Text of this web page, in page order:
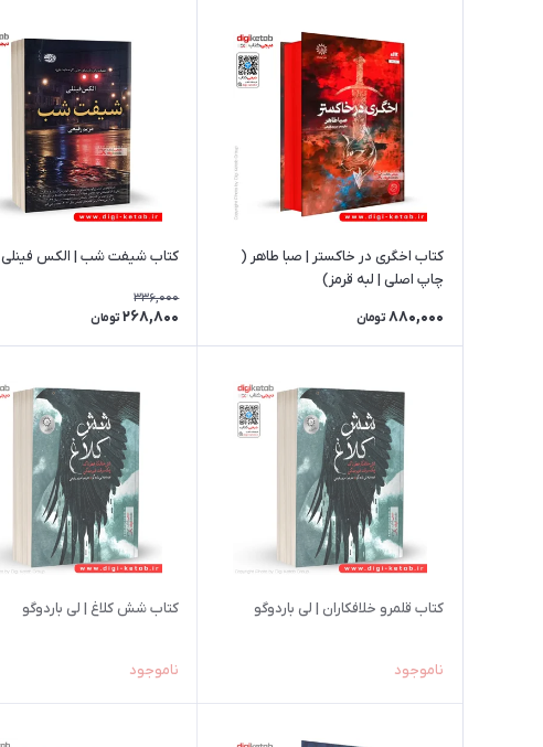
کتاب اخگری در خاکستر | صبا طاهر (
چاپ اصلی | لبه قرمز)
880,000 تومان
کتاب شیفت شب | الکس فینلی
336,000
268,800 تومان
کتاب قلمرو خلافکاران | لی باردوگو
ناموجود
کتاب شش کلاغ | لی باردوگو
ناموجود